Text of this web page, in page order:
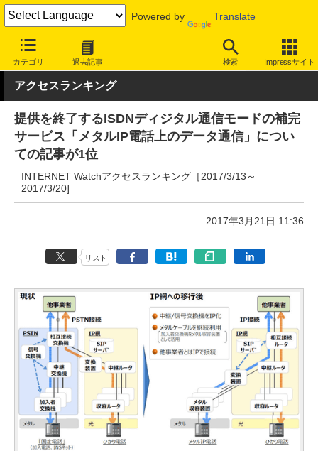
Powered by Translate
カテゴリ 過去記事 検索 Impressサイト
INTERNET Watch トピック その他
アクセスランキング
提供を終了するISDNディジタル通信モードの補完
サービス「メタルIP電話上のデータ通信」につい
ての記事が1位
INTERNET Watchアクセスランキング［2017/3/13～
2017/3/20]
2017年3月21日 11:36
リスト